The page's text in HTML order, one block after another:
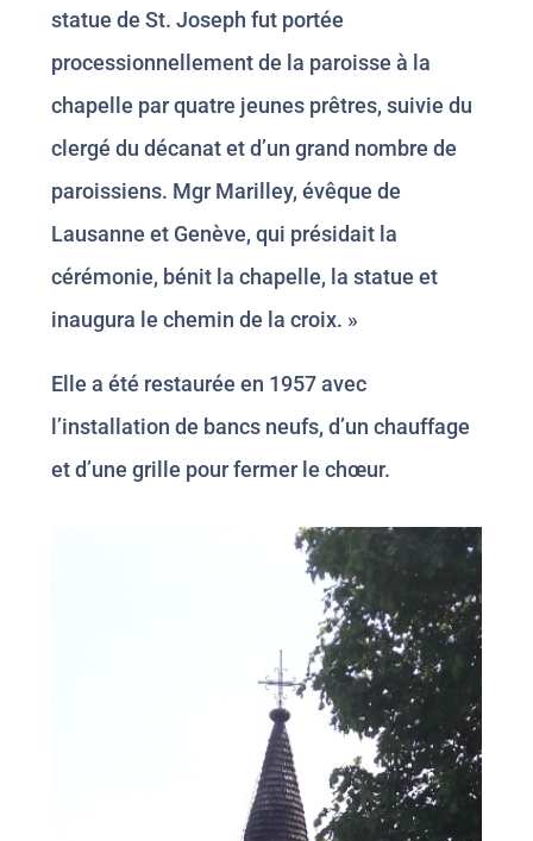
statue de St. Joseph fut portée
processionnellement de la paroisse à la
chapelle par quatre jeunes prêtres, suivie du
clergé du décanat et d’un grand nombre de
paroissiens. Mgr Marilley, évêque de
Lausanne et Genève, qui présidait la
cérémonie, bénit la chapelle, la statue et
inaugura le chemin de la croix. »
Elle a été restaurée en 1957 avec
l’installation de bancs neufs, d’un chauffage
et d’une grille pour fermer le chœur.